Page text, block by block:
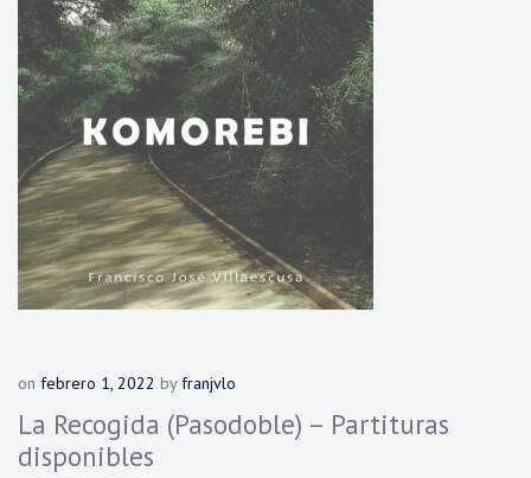
on febrero 1, 2022 byfranjvlo
La Recogida (Pasodoble) – Partituras
disponibles